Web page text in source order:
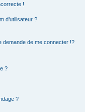
!
d’utilisateur ?
demande de me connecter !?
?
?